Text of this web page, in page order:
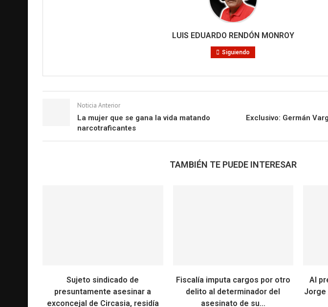
LUIS EDUARDO RENDÓN MONROY
Siguiendo
Noticia Anterior
La mujer que se gana la vida matando
narcotraficantes
Exclusivo: Germán
TAMBIÉN TE PUEDE INTERESAR
Sujeto sindicado de
presuntamente asesinar a
exconcejal de Circasia, residía
Fiscalía imputa cargos por otro
delito al determinador del
asesinato de su...
Al
Jorge